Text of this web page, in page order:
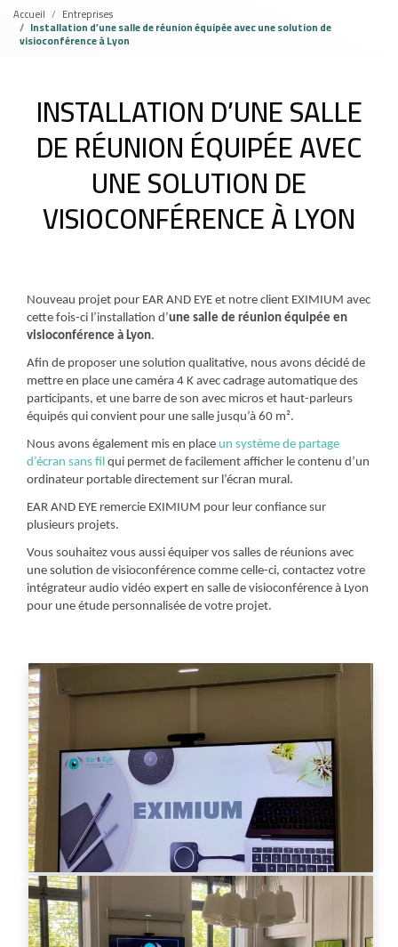
Accueil Entreprises
Installation d’une salle de réunion équipée avec une solution de
visioconférence à Lyon
INSTALLATION D’UNE SALLE
DE RÉUNION ÉQUIPÉE AVEC
UNE SOLUTION DE
VISIOCONFÉRENCE À LYON
Nouveau projet pour EAR AND EYE et notre client EXIMIUM avec
cette fois-ci l’installation d’une salle de réunion équipée en
visioconférence à Lyon.
Afin de proposer une solution qualitative, nous avons décidé de
mettre en place une caméra 4 K avec cadrage automatique des
participants, et une barre de son avec micros et haut-parleurs
équipés qui convient pour une salle jusqu’à 60 m².
Nous avons également mis en place un système de partage
d’écran sans fil qui permet de facilement afficher le contenu d’un
ordinateur portable directement sur l’écran mural.
EAR AND EYE remercie EXIMIUM pour leur confiance sur
plusieurs projets.
Vous souhaitez vous aussi équiper vos salles de réunions avec
une solution de visioconférence comme celle-ci, contactez votre
intégrateur audio vidéo expert en salle de visioconférence à Lyon
pour une étude personnalisée de votre projet.